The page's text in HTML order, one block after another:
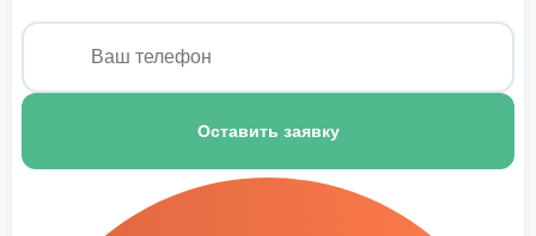
Уход за послеоперационным больным
Уход за пациентами с заболеванием
мочевыделительной системы
Оставить заявку